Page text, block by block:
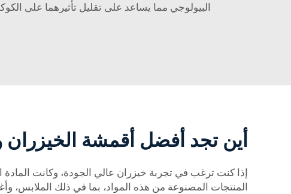
البيولوجي مما يساعد على تقليل تأثيرهما على
أين تجد أفضل أقمشة